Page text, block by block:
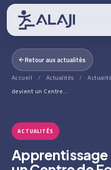
Retour aux actualités
Accueil / Actualités /
devient un Centre…
ACTUALITÉS
Apprentissage